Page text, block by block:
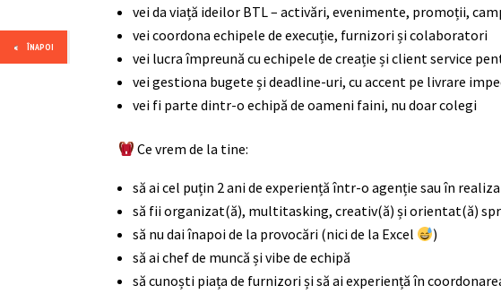
vei da viață ideilor BTL – activări, evenimente, promoții,
vei coordona echipele de execuție, furnizori și colaboratori
vei lucra împreună cu echipele de creație și client service
vei gestiona bugete și deadline-uri, cu accent pe livrare
vei fi parte dintr-o echipă de oameni faini, nu doar colegi
Ce vrem de la tine:
să ai cel puțin 2 ani de experiență într-o agenție sau în
să fii organizat(ă), multitasking, creativ(ă) și orientat(ă)
să nu dai înapoi de la provocări (nici de la Excel
)
să ai chef de muncă și vibe de echipă
să cunoști piața de furnizori și să ai experiență în
ÎNAPOI